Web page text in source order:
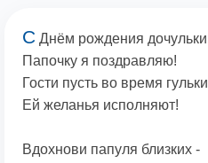
С Днём рождения дочульки
Папочку я поздравляю!
Гости пусть во время гульки
Ей желанья исполняют!
Вдохнови папуля близких -